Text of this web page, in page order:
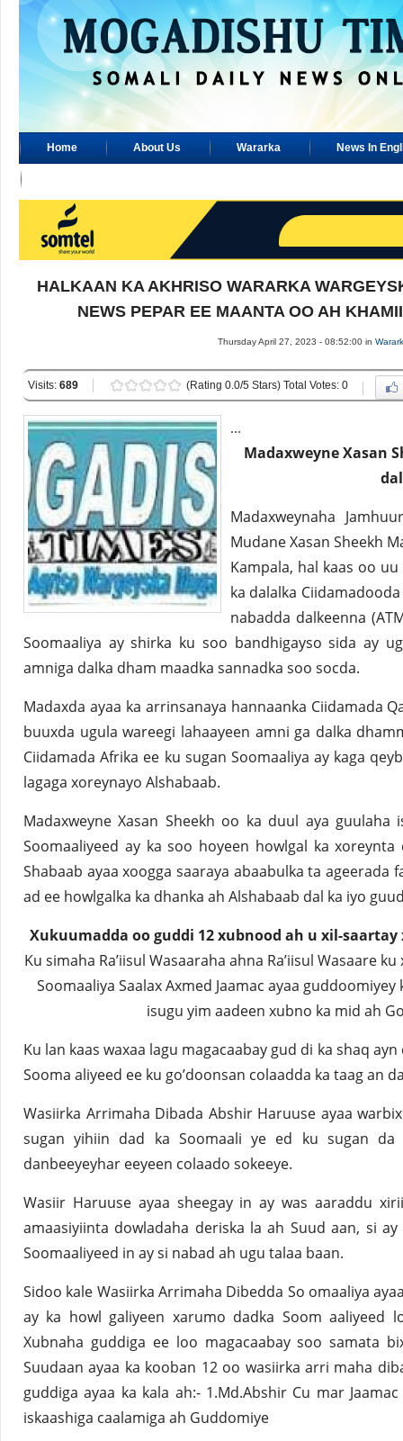
Home About Us Wararka News In
HALKAAN KA AKHRISO WARARKA
NEWS PEPAR EE MAANTA OO AH
Thursday April 27, 2023 - 08:52:00 in
Visits: 689 (Rating 0.0/5 Stars) Total Votes: 0
...
Madaxweyne Xasan
Madaxweynaha
Mudane Xasan Sheekh
Kampala, hal kaas oo
ka dalalka
nabadda dalkeenna
Soomaaliya ay shirka ku soo bandhigayso sida ay
amniga dalka dham maadka sannadka soo socda.
Madaxda ayaa ka arrinsanaya hannaanka Ciidamada
buuxda ugula wareegi lahaayeen amni ga dalka
Ciidamada Afrika ee ku sugan Soomaaliya ay kaga
lagaga xoreynayo Alshabaab.
Madaxweyne Xasan Sheekh oo ka duul aya guulaha
Soomaaliyeed ay ka soo hoyeen howlgal ka
Shabaab ayaa xoogga saaraya abaabulka ta ageerada
ad ee howlgalka ka dhanka ah Alshabaab dal ka iyo
Xukuumadda oo guddi 12 xubnood ah u xil-
Ku simaha Ra’iisul Wasaaraha ahna Ra’iisul Wasaare
Soomaaliya Saalax Axmed Jaamac ayaa
isugu yim aadeen xubno ka mid ah
Ku lan kaas waxaa lagu magacaabay gud di ka shaq
Sooma aliyeed ee ku go’doonsan colaadda ka taag an
Wasiirka Arrimaha Dibada Abshir Haruuse ayaa
sugan yihiin dad ka Soomaali ye ed ku sugan
danbeeyeyhar eeyeen colaado sokeeye.
Wasiir Haruuse ayaa sheegay in ay was aaraddu
amaasiyiinta dowladaha deriska la ah Suud aan, si
Soomaaliyeed in ay si nabad ah ugu talaa baan.
Sidoo kale Wasiirka Arrimaha Dibedda So omaaliya
ay ka howl galiyeen xarumo dadka Soom aaliyeed
Xubnaha guddiga ee loo magacaabay soo samata
Suudaan ayaa ka kooban 12 oo wasiirka arri maha
guddiga ayaa ka kala ah:- 1.Md.Abshir Cu mar
iskaashiga caalamiga ah Guddomiye